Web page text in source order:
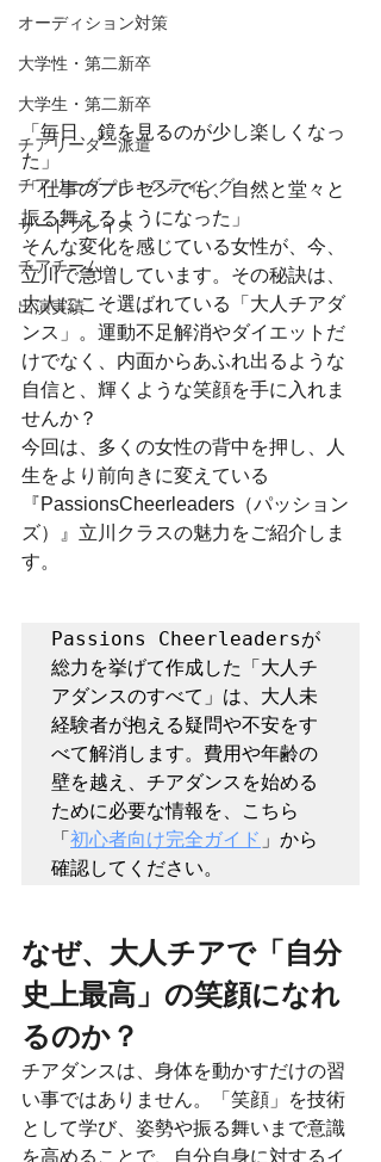
オーディション対策
大学性・第二新卒
大学生・第二新卒
チアリーダー派遣
チアリーダーキャスティング
サードプレイス
チアチーム
出演実績
「毎日、鏡を見るのが少し楽しくなっ
た」
「仕事のプレゼンでも、自然と堂々と
振る舞えるようになった」
そんな変化を感じている女性が、今、
立川で急増しています。その秘訣は、
大人にこそ選ばれている「大人チアダ
ンス」。運動不足解消やダイエットだ
けでなく、内面からあふれ出るような
自信と、輝くような笑顔を手に入れま
せんか？
今回は、多くの女性の背中を押し、人
生をより前向きに変えている
『PassionsCheerleaders（パッション
ズ）』立川クラスの魅力をご紹介しま
す。
Passions Cheerleadersが
総力を挙げて作成した「大人チ
アダンスのすべて」は、大人未
経験者が抱える疑問や不安をす
べて解消します。費用や年齢の
壁を越え、チアダンスを始める
ために必要な情報を、こちら
「初心者向け完全ガイド 」から
確認してください。
なぜ、大人チアで「自分
史上最高」の笑顔になれ
るのか？
チアダンスは、身体を動かすだけの習
い事ではありません。「笑顔」を技術
として学び、姿勢や振る舞いまで意識
を高めることで、自分自身に対するイ